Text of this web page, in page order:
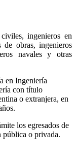
ingenieros en
de obras, ingenieros
navales y otras
en Ingeniería
con título
o extranjera, en
los egresados de
pública o privada.